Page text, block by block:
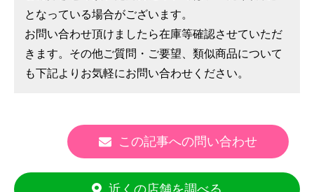
となっている場合がございます。
お問い合わせ頂けましたら在庫等確認させていただ
きます。その他ご質問・ご要望、類似商品について
も下記よりお気軽にお問い合わせください。
この記事への問い合わせ
近くの店舗を調べる